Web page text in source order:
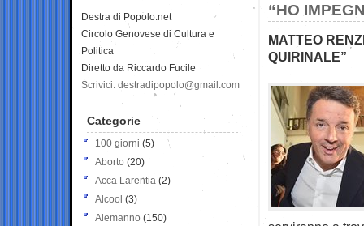
“HO
MATTEO
QUIRINALE”
Destra di Popolo.net
Circolo Genovese di Cultura e
Politica
Diretto da Riccardo Fucile
Scrivici: destradipopolo@gmail.com
Categorie
100 giorni (5)
Aborto (20)
Acca Larentia (2)
Alcool (3)
Alemanno (150)